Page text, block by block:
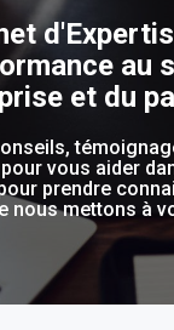
au
et du
vous aider
prendre
nous mettons à